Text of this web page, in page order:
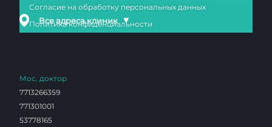
Все адреса клиник ▼
Согласие на обработку персональных данных
Политика конфиденциальности
Мос. доктор
7713266359
771301001
53778165